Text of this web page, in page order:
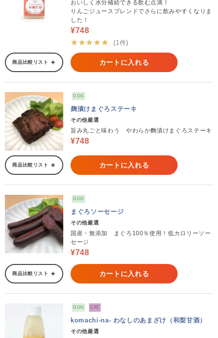
おいしく水分補給できる飲む点滴！
りんごジュースブレンドでさらに飲みやすくなりま
した！
¥748
★★★★★
(1件)
商品比較リスト カートに入れる
DOG
麹漬けまぐろステーキ
その他厳選
旨み丸ごと味わう やわらか麴漬けまぐろステーキ
¥748
商品比較リスト カートに入れる
DOG
まぐろソーセージ
その他厳選
国産・無添加 まぐろ100％使用！低カロリーソー
セージ
¥748
商品比較リスト カートに入れる
DOG CAT
komachi-na- わなしのあまざけ（和梨甘酒）
その他厳選